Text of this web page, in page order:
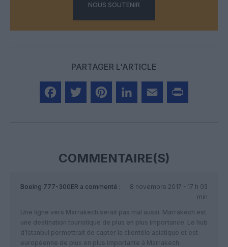
NOUS SOUTENIR
PARTAGER L'ARTICLE
COMMENTAIRE(S)
Boeing 777-300ER a commenté :
8 novembre 2017 - 17 h 03
min
Une ligne vers Marrakech serait pas mal aussi. Marrakech est
une destination touristique de plus en plus importance. Le hub
d’Istanbul permettrait de capter la clientèle asiatique et est-
européenne de plus en plus importante à Marrakech.